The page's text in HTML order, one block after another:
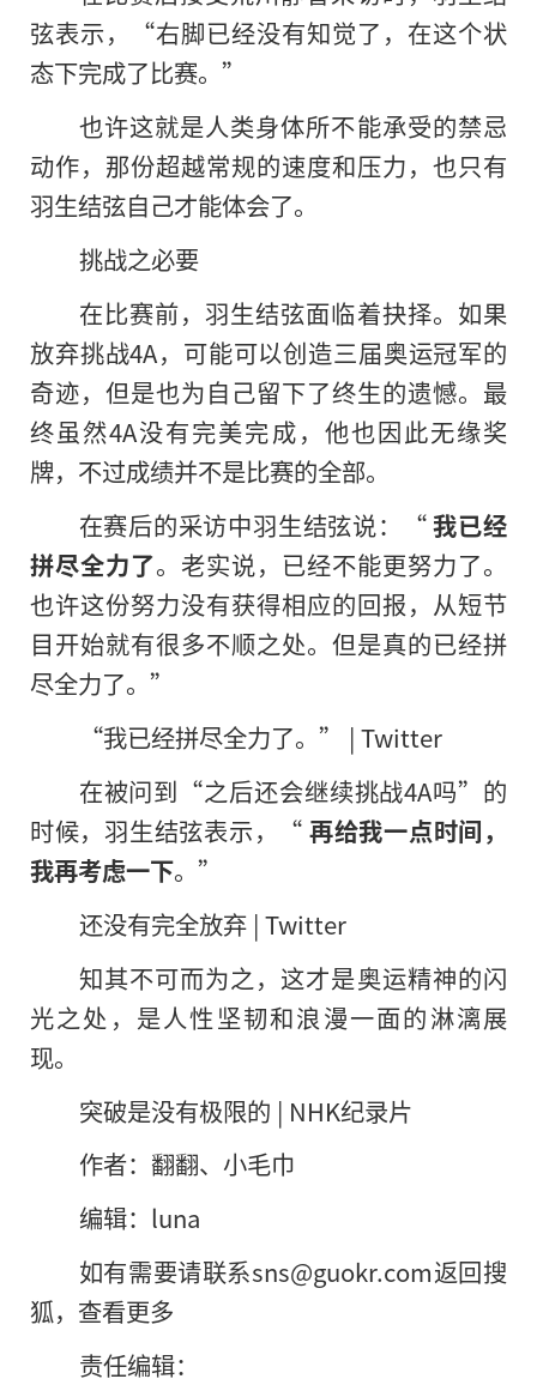
弦表示，“右脚已经没有知觉了，在这个状
态下完成了比赛。”
也许这就是人类身体所不能承受的禁忌
动作，那份超越常规的速度和压力，也只有
羽生结弦自己才能体会了。
挑战之必要
在比赛前，羽生结弦面临着抉择。如果
放弃挑战4A，可能可以创造三届奥运冠军的
奇迹，但是也为自己留下了终生的遗憾。最
终虽然4A没有完美完成，他也因此无缘奖
牌，不过成绩并不是比赛的全部。
在赛后的采访中羽生结弦说：“我已经
拼尽全力了。老实说，已经不能更努力了。
也许这份努力没有获得相应的回报，从短节
目开始就有很多不顺之处。但是真的已经拼
尽全力了。”
“我已经拼尽全力了。” | Twitter
在被问到“之后还会继续挑战4A吗”的
时候，羽生结弦表示，“ 再给我一点时间，
我再考虑一下。”
还没有完全放弃 | Twitter
知其不可而为之，这才是奥运精神的闪
光之处，是人性坚韧和浪漫一面的淋漓展
现。
突破是没有极限的 | NHK纪录片
作者：翻翻、小毛巾
编辑：luna
如有需要请联系sns@guokr.com返回搜
狐，查看更多
责任编辑：